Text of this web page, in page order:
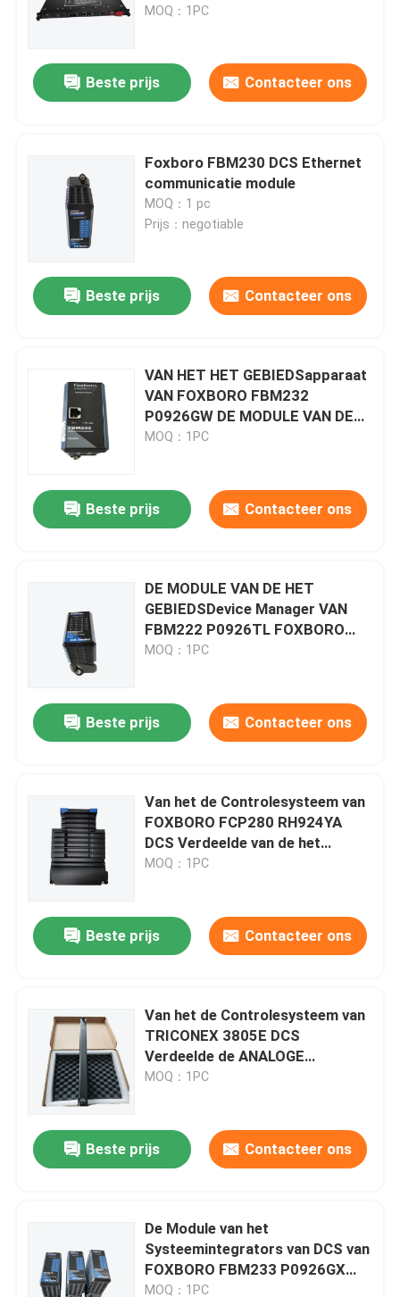
Over ons
MOQ：1PC
Beste prijs Contacteer ons
Foxboro FBM230 DCS Ethernet
communicatie module
MOQ：1 pc
Prijs：negotiable
Beste prijs Contacteer ons
VAN HET HET GEBIEDSapparaat
VAN FOXBORO FBM232
P0926GW DE MODULE VAN DE
HET SYSTEEMintegrator
MOQ：1PC
Beste prijs Contacteer ons
DE MODULE VAN DE HET
GEBIEDSDevice Manager VAN
FBM222 P0926TL FOXBORO
FCS VOOR PROFIBUS-
MOQ：1PC
Beste prijs Contacteer ons
Van het de Controlesysteem van
FOXBORO FCP280 RH924YA
DCS Verdeelde van de het
Gebiedscontrole de
MOQ：1PC
Beste prijs Contacteer ons
Van het de Controlesysteem van
TRICONEX 3805E DCS
Verdeelde de ANALOGE
OUTPUTmodules
MOQ：1PC
Beste prijs Contacteer ons
De Module van het
Systeemintegrators van DCS van
FOXBORO FBM233 P0926GX
Ethernet
MOQ：1PC